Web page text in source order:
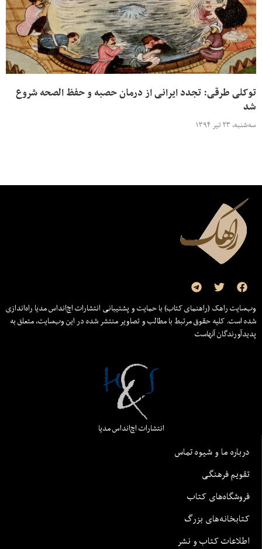
توکلی طرقی: تجدد ایرانی از درمان حصبه و حفظ الصحه شروع
شد
سه‌شنبه، ۲۳ تیر ۱۳۹۴
وب‌سایت راهک (راهنمای کتاب) با حمایت و پشتیبانی انتشارات اچ‌اند‌اس مدیا راه‌اندازی
شده است. کلیه حقوق مرتبط با مطالب و تصاویر منتشر شده در این وب‌سایت، متعلق به
پدیدآورندگان آنهاست
انتشارات اچ‌اند‌اس مدیا
درباره ما و شیوه تماس
تقویم فرهنگی
فروشگاه‌های کتاب
کتابخانه‌های بزرگ
اطلاعات کتاب و نشر